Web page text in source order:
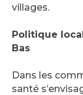
villages.
Politique
Bas
Dans les
santé